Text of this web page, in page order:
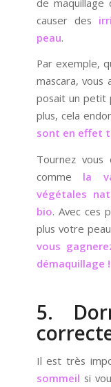
causer des
peau.
Par exemple,
mascara, vous
posait un petit
plus, cela
sont en effet
Tournez
comme la
végétales
bio. Avec ces
plus votre
vous
démaquillage !
5.
Il est très
sommeil si